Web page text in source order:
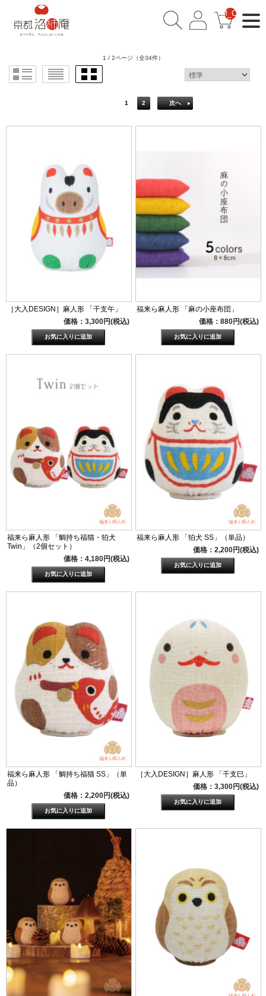
__ITM_CNT__
1 / 2ページ （全34件）
1 2 次へ
［大入DESIGN］麻人形 「干支午」
価格：3,300円(税込)
福来ら麻人形 「麻の小座布団」
価格：880円(税込)
福来ら麻人形 「鯛持ち福猫・狛犬
Twin」（2個セット）
価格：4,180円(税込)
福来ら麻人形 「狛犬 SS」（単品）
価格：2,200円(税込)
福来ら麻人形 「鯛持ち福猫 SS」（単
品）
価格：2,200円(税込)
［大入DESIGN］麻人形 「干支巳」
価格：3,300円(税込)